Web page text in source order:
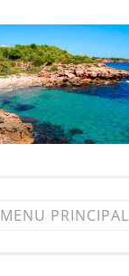
MENU PRINCIPAL